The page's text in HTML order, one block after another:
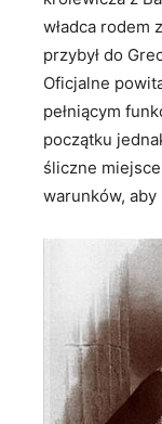
władca rodem
przybył do
Oficjalne
pełniącym
początku
śliczne
warunków,